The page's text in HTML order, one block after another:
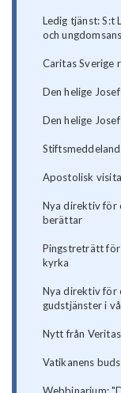
Ledig tjänst: S:t
och
Caritas Sverige
Den helige
Den helige
Apostolisk
Nya direktiv för
berättar
Pingstreträtt för
kyrka
Nya direktiv för
gudstjänster i
Nytt från
Vatikanens